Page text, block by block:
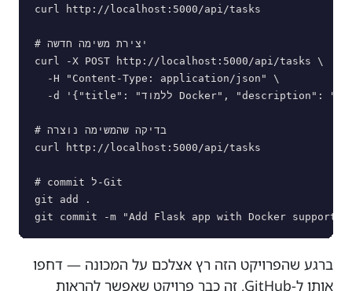
curl http://localhost:5000/api/tasks
# יצירת משימה חדשה
curl -X POST http://localhost:5000/api/tasks \
  -H "Content-Type: application/json" \
  -d '{"title": "ללמוד Docker", "description": "להבין images, containers, volumes"}'
# בדיקה שהמשימה נוצרה
curl http://localhost:5000/api/tasks
# commit ל-Git
git add .
git commit -m "Add Flask app with Docker support"
ברגע שהפרויקט הזה רץ אצלכם על המכונה — דחפו
אותו ל-GitHub. זה כבר פרויקט שאפשר להראות